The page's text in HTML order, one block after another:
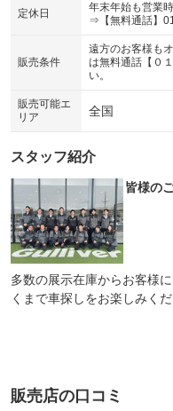
定休日
年末年始も営業
⇒【無料通話】
販売条件
遠方のお客様も
は無料通話【０
い。
販売可能エ
リア
全国
スタッフ紹介
皆様の
多数の展示在庫からお客様
くまで車探しをお楽しみくだ
販売店の口コミ